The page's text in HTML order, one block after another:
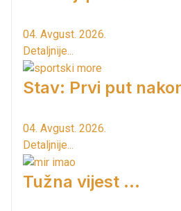
04. Avgust. 2026.
Detaljnije...
Stav: Prvi put
04. Avgust. 2026.
Detaljnije...
Tužna vijest ...